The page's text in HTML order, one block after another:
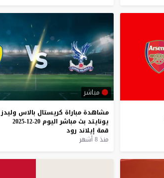
مباشر
مشاهدة مباراة كريستال بالاس وليدز
يونايتد بث مباشر اليوم 20-12-2025
قمة إيلاند رود
منذ 8 أشهر